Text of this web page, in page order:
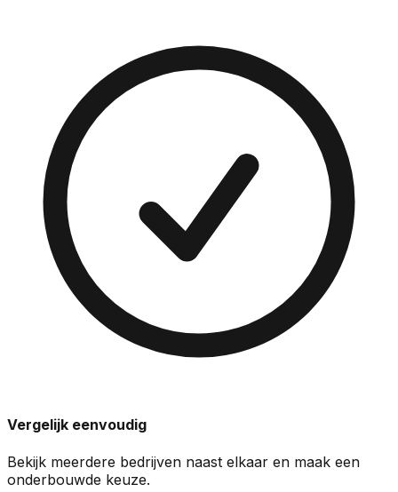
Vergelijk eenvoudig
Bekijk meerdere bedrijven naast elkaar en maak een
onderbouwde keuze.